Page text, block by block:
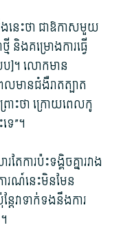
នេះ​ថា ជា​ឱកាស​មួយ​
និង​គម្រោងការ​ធ្វើ​
ប​]។ លោក​មាន
មាន​ជំងឺរាតត្បាត
ះថា ក្រោយពេល​កូ​
េ​”។
ារ​ប៉ះទង្គិច​គ្នា​រវាង
ារណ៍​នេះ​មិនមែន​
ែ​វា​ទាក់ទង​នឹង​ការ